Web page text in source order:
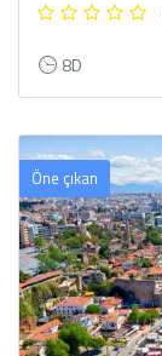
8D
Öne çıkan